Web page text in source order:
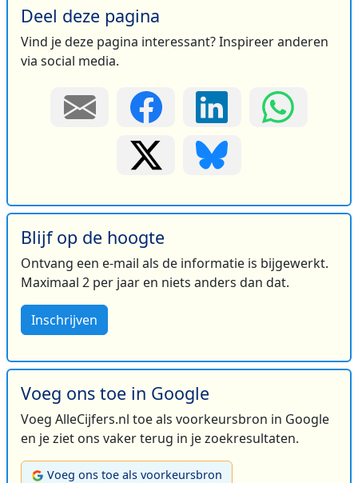
Deel deze pagina
Vind je deze pagina interessant? Inspireer anderen
via social media.
Blijf op de hoogte
Ontvang een e-mail als de informatie is bijgewerkt.
Maximaal 2 per jaar en niets anders dan dat.
Inschrijven
Voeg ons toe in Google
Voeg AlleCijfers.nl toe als voorkeursbron in Google
en je ziet ons vaker terug in je zoekresultaten.
Voeg ons toe als voorkeursbron